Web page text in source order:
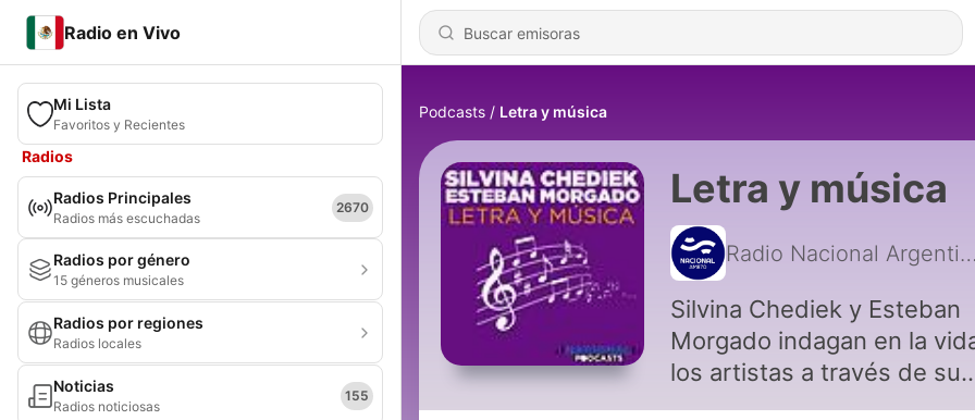
Radio en Vivo
Mi Lista
Favoritos y Recientes
Radios
Radios Principales
Radios más escuchadas
2670
Radios por género
15 géneros musicales
Radios por regiones
Radios locales
Noticias
Radios noticiosas
155
Podcasts Letra y música
Letra y música
Radio
Silvina Chediek y Esteban
Morgado indagan en la
los artistas a través de su
música.